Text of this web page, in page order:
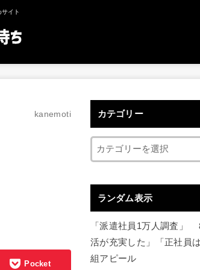
イト
kanemoti
Pocket
カテゴリー
ランダム表示
「派遣社員1万人調査」
活が充実した」「正社員
組アピール